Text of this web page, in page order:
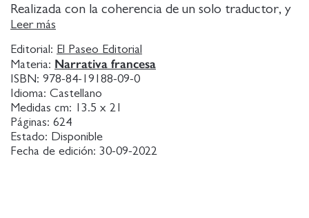
Realizada con la coherencia de un solo traductor, y
totalmente revisada y actualizada, nuestra versión
cuenta con un único y riguroso aparato de notas,
imprescindible para una lectura plena de la obra
proustiana.
También añade resúmenes de cada tomo y
diccionarios de personajes y de lugares incluidos en
el primer volumen para que sirvan de guía de
localización y procuren un contacto más inmediato
del lector con esta larga y compleja obra.
Leer más
Editorial: El Paseo Editorial
Materia: Narrativa francesa
ISBN: 978-84-19188-09-0
Idioma: Castellano
Medidas cm:
13.5 x 21
Páginas: 624
Estado: Disponible
Fecha de edición: 30-09-2022